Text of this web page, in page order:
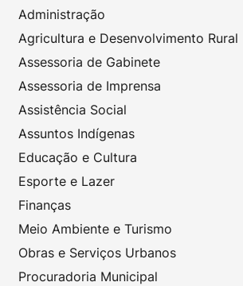
Administração
Agricultura e Desenvolvimento Rural
Assessoria de Gabinete
Assessoria de Imprensa
Assistência Social
Assuntos Indígenas
Educação e Cultura
Esporte e Lazer
Finanças
Meio Ambiente e Turismo
Obras e Serviços Urbanos
Procuradoria Municipal